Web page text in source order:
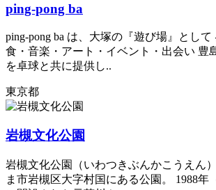
ping-pong ba
ping-pong ba は、大塚の『遊び場』として
食・音楽・アート・イベント・出会い 豊
を卓球と共に提供し..
東京都
岩槻文化公園
岩槻文化公園（いわつきぶんかこうえん
ま市岩槻区大字村国にある公園。 1988年